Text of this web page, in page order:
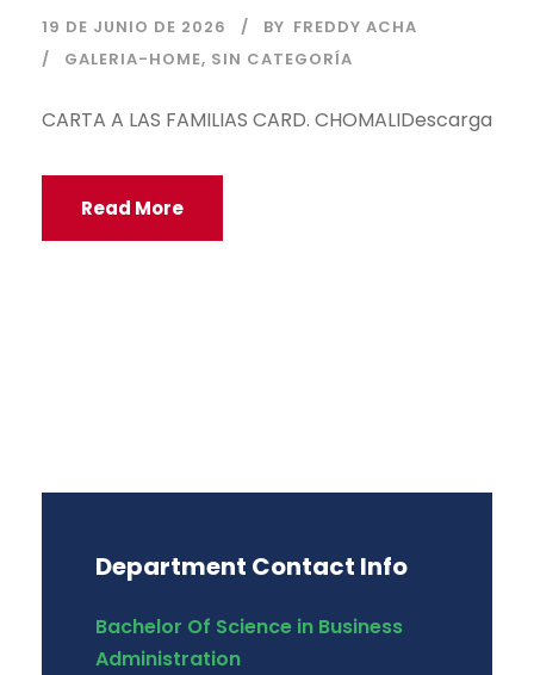
19 DE JUNIO DE 2026 BY FREDDY ACHA
GALERIA-HOME, SIN CATEGORÍA
CARTA A LAS FAMILIAS CARD. CHOMALIDescarga
Read More
Department Contact Info
Bachelor Of Science in Business
Administration